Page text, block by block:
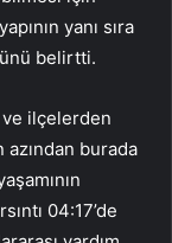
yanı sıra
belirtti.
ilçelerden
burada
04:17’de